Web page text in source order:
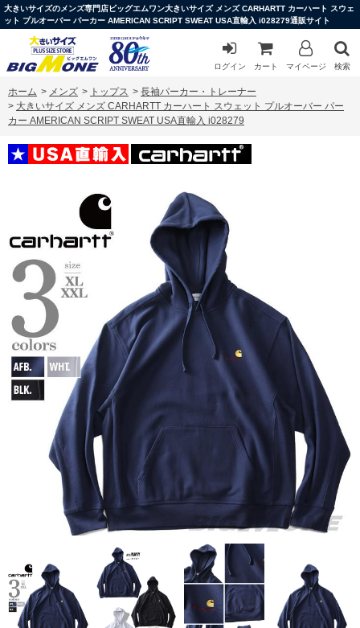
大きいサイズのメンズ専門店ビッグエムワン大きいサイズ メンズ CARHARTT カーハート スウェ
ット プルオーバー パーカー AMERICAN SCRIPT SWEAT USA直輸入 i028279通販サイト
ログイン カート マイページ 検索
ホーム > メンズ > トップス > 長袖パーカー・トレーナー
> 大きいサイズ メンズ CARHARTT カーハート スウェット プルオーバー パー
カー AMERICAN SCRIPT SWEAT USA直輸入 i028279